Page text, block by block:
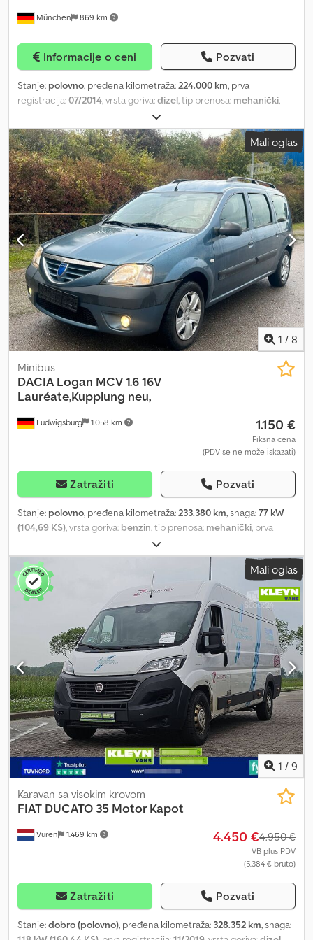
München 869 km
Informacije o ceni Pozvati
Stanje: polovno, pređena kilometraža:224.000 km, prva
registracija:07/2014, vrsta goriva:dizel, tip prenosa: mehanički,
klima uređaj, pogon na sve točkove
Mali oglas
1 / 8
Ludwigsburg 1.058 km
Minibus
DACIA Logan MCV 1.6 16V
Lauréate,Kupplung neu,
1.150 €
Fiksna cena
(PDV se ne može iskazati)
Zatražiti Pozvati
Stanje: polovno, pređena kilometraža:233.380 km, snaga:77 kW
(104,69 KS), vrsta goriva: benzin, tip prenosa: mehanički, prva
, sledeća inspekcija (TÜV):
razred:euro4, boja:plava, broj sedišta:5, Oprema:ABS, centralno
zaključavanje, klima uređaj
, Nova spojka, tehnički pregled do
06/2025 Po nalogu kupca! Oprema: Električni podizači stakala *
Električni bočni retrovizori * Centralno zaključavanje * Bord
kompjuter * Servo volan * Čelične felne * 8 komada guma Klima:
Klima uređaj Bezbednost: ABS Codpfx Aszirdweqlsha * Isofix *
Prednja maglenka Vazdušni jastuci: Prednji vazdušni jastuci
Pomoć na putu: Set za hitne intervencije Zadržavamo pravo na
greške, izmene i međuvreme prodaje!
Mali oglas
1 / 9
Vuren 1.469 km
Karavan sa visokim krovom
FIAT DUCATO 35 Motor Kapot
4.450 €4.950 €
VB plus PDV
(5.384 € bruto)
Zatražiti Pozvati
Stanje:dobro (polovno), pređena kilometraža: 328.352 km, snaga: